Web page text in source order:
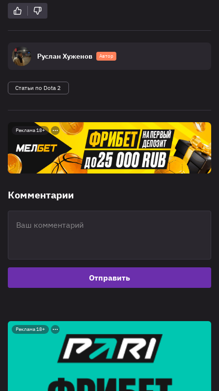
Руслан Хуженов Автор
Статьи по Dota 2
Реклама 18+
Комментарии
Отправить
Реклама 18+